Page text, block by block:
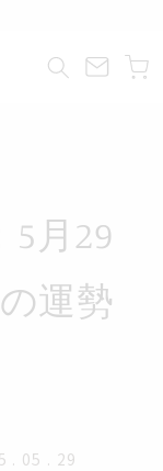
ー
5月29
運勢
. 05 . 29